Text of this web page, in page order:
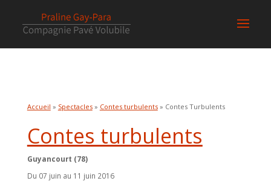
Accueil » Spectacles» Contes turbulents» Contes Turbulents
Contes turbulents
Guyancourt (78)
Du 07 juin au 11 juin 2016